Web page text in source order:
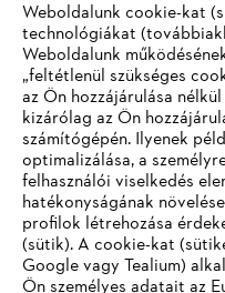
Vállalat
Weboldalunk cookie-kat
technológiákat
Weboldalunk
„feltétlenül szükséges
az Ön hozzájárulása
kizárólag az Ön
számítógépén. Ilyenek
optimalizálása, a
felhasználói viselkedés
hatékonyságának
profilok létrehozása
(sütik). A cookie-kat
Google vagy Tealium)
Ön személyes adatait az